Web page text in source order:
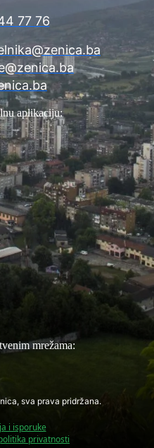
77 76
aplikaciju:
mrežama:
sva prava pridržana.
i isporuke
privatnosti